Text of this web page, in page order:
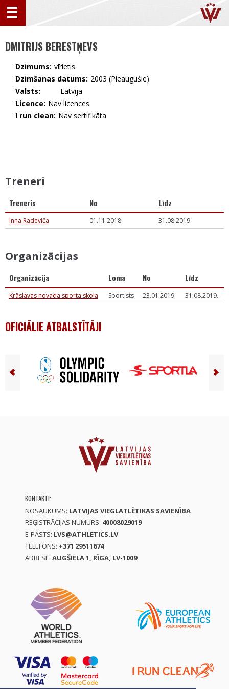
DMITRIJS BERESTŅEVS
Dzimums: vīrietis
Dzimšanas datums: 2003 (Pieaugušie)
Valsts:
🇱🇻 Latvija
Licence: Nav licences
I run clean: Nav sertifikāta
Treneri
Treneris No Līdz
Inna Radeviča 01.11.2018. 31.08.2019.
Organizācijas
Organizācija Loma No Līdz
Krāslavas novada sporta skola Sportists 23.01.2019. 31.08.2019.
OFICIĀLIE ATBALSTĪTĀJI
KONTAKTI:
NOSAUKUMS: LATVIJAS VIEGLATLĒTIKAS SAVIENĪBA
REĢISTRĀCIJAS NUMURS: 40008029019
E-PASTS: LVS@ATHLETICS.LV
TELEFONS: +371 29511674
ADRESE: AUGŠIELA 1, RĪGA, LV-1009